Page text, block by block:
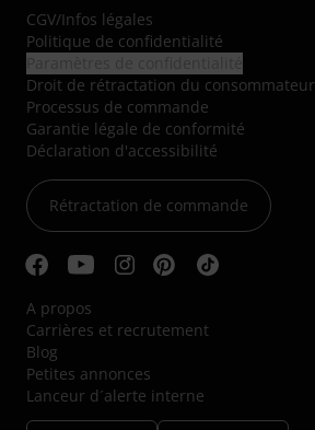
CGV/Infos légales
Politique de confidentialité
Droit de rétractation du consommateur
Processus de commande
Garantie légale de conformité
Déclaration d'accessibilité
Rétractation de commande
A propos
Carrières et recrutement
Blog
Petites annonces
Lanceur d´alerte interne